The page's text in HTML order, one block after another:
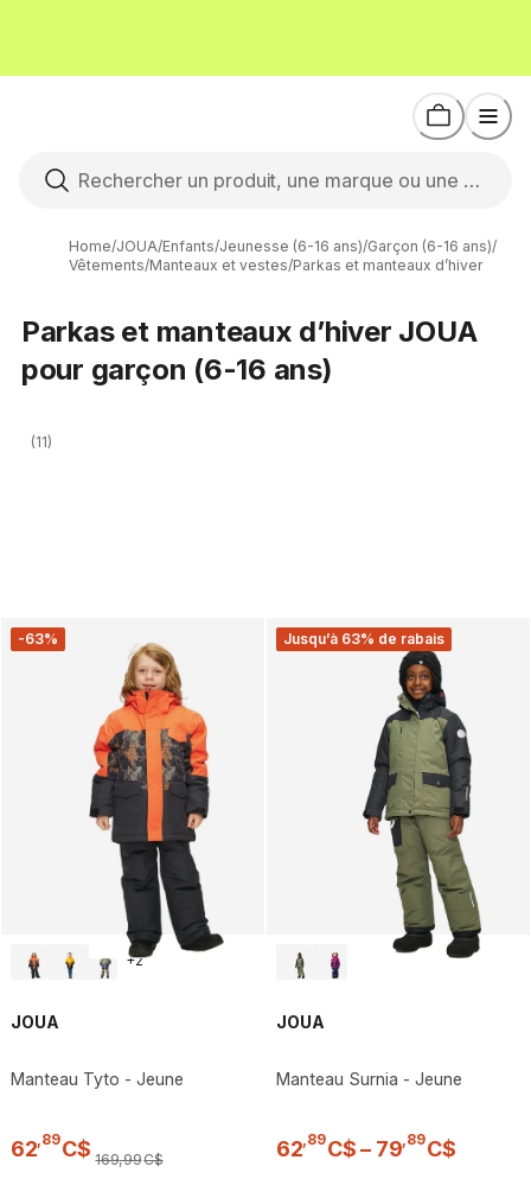
Home/JOUA/Enfants/Jeunesse (6-16 ans)/Garçon (6-16 ans)/
Vêtements/Manteaux et vestes/Parkas et manteaux d’hiver
Parkas et manteaux d’hiver JOUA
pour garçon (6-16 ans)
(11)
-63%
+2
JOUA
Manteau Tyto - Jeune
62 89C$ 169,99C$
Jusqu’à 63% de rabais
JOUA
Manteau Surnia - Jeune
62 89C$ – 79 89C$